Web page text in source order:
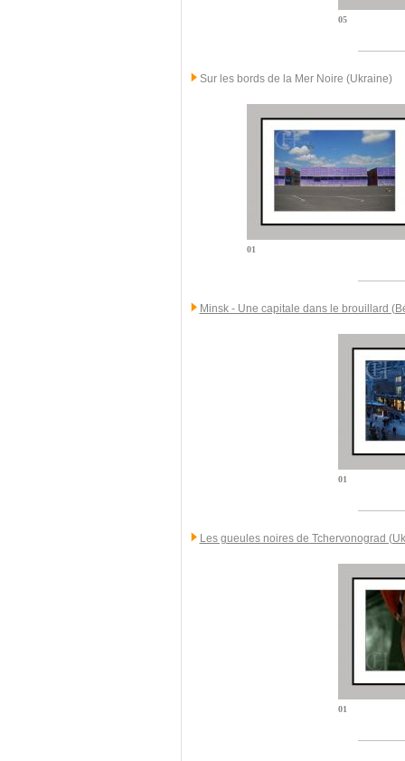
05
Sur les bords de la Mer Noire (Ukraine)
01
Minsk - Une capitale dans le brouillard
01
Les gueules noires de Tchervonograd
01